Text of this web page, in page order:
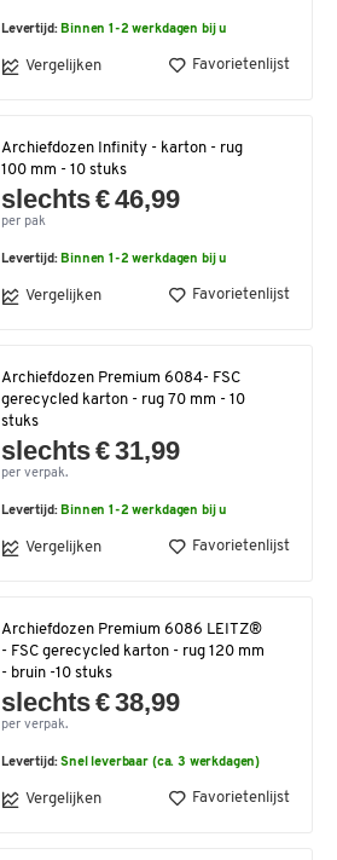
Levertijd: Binnen 1-2 werkdagen bij u
Vergelijken Favorietenlijst
Archiefdozen Infinity - karton - rug
100 mm - 10 stuks
slechts € 46,99
per pak
Levertijd: Binnen 1-2 werkdagen bij u
Vergelijken Favorietenlijst
Archiefdozen Premium 6084- FSC
gerecycled karton - rug 70 mm - 10
stuks
slechts € 31,99
per verpak.
Levertijd: Binnen 1-2 werkdagen bij u
Vergelijken Favorietenlijst
Archiefdozen Premium 6086 LEITZ®
- FSC gerecycled karton - rug 120 mm
- bruin -10 stuks
slechts € 38,99
per verpak.
Levertijd:Snel leverbaar (ca. 3 werkdagen)
Vergelijken Favorietenlijst